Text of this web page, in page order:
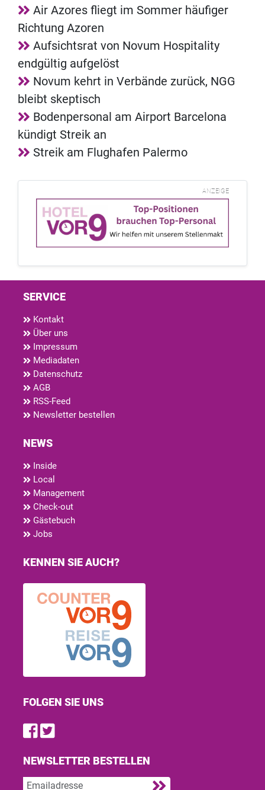
Air Azores fliegt im Sommer häufiger
Richtung Azoren
Aufsichtsrat von Novum Hospitality
endgültig aufgelöst
Novum kehrt in Verbände zurück, NGG
bleibt skeptisch
Bodenpersonal am Airport Barcelona
kündigt Streik an
Streik am Flughafen Palermo
ANZEIGE
SERVICE
Kontakt
Über uns
Impressum
Mediadaten
Datenschutz
AGB
RSS-Feed
Newsletter bestellen
NEWS
Inside
Local
Management
Check-out
Gästebuch
Jobs
KENNEN SIE AUCH?
FOLGEN SIE UNS
Find us on Facebook
Follow us on Twitter
NEWSLETTER BESTELLEN